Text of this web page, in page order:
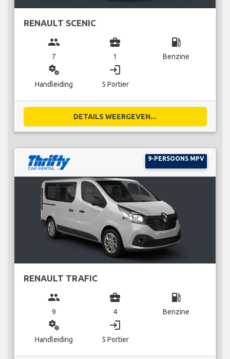
RENAULT SCENIC
group
7
business_center
1
local_gas_station
Benzine
miscellaneous_services
Handleiding
login
5 Portier
DETAILS WEERGEVEN...
9-PERSOONS MPV
RENAULT TRAFIC
group
9
business_center
4
local_gas_station
Benzine
miscellaneous_services
Handleiding
login
5 Portier